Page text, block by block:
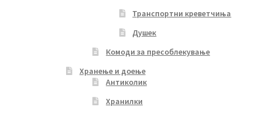
Транспортни креветчиња
Душек
Комоди за пресоблекување
Хранење и доење
Антиколик
Хранилки